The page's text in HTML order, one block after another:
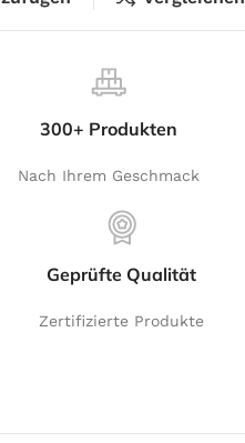
300+ Produkten
Nach Ihrem Geschmack
Geprüfte Qualität
Zertifizierte Produkte